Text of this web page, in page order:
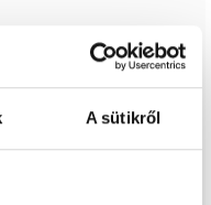
A sütikről
webshopjába